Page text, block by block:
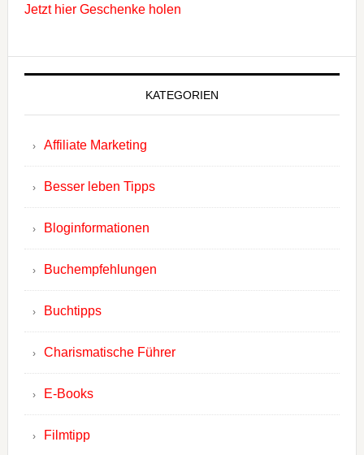
Jetzt hier Geschenke holen
KATEGORIEN
Affiliate Marketing
Besser leben Tipps
Bloginformationen
Buchempfehlungen
Buchtipps
Charismatische Führer
E-Books
Filmtipp